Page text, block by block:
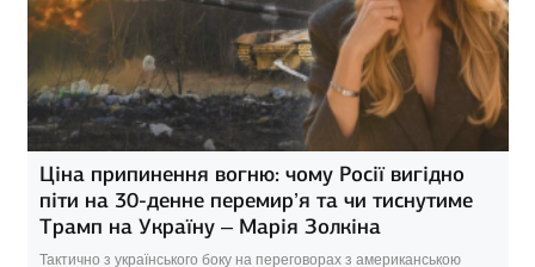
Ціна припинення вогню: чому Росії вигідно
піти на 30-денне перемир’я та чи тиснутиме
Трамп на Україну – Марія Золкіна
Тактично з українського боку на переговорах з американською